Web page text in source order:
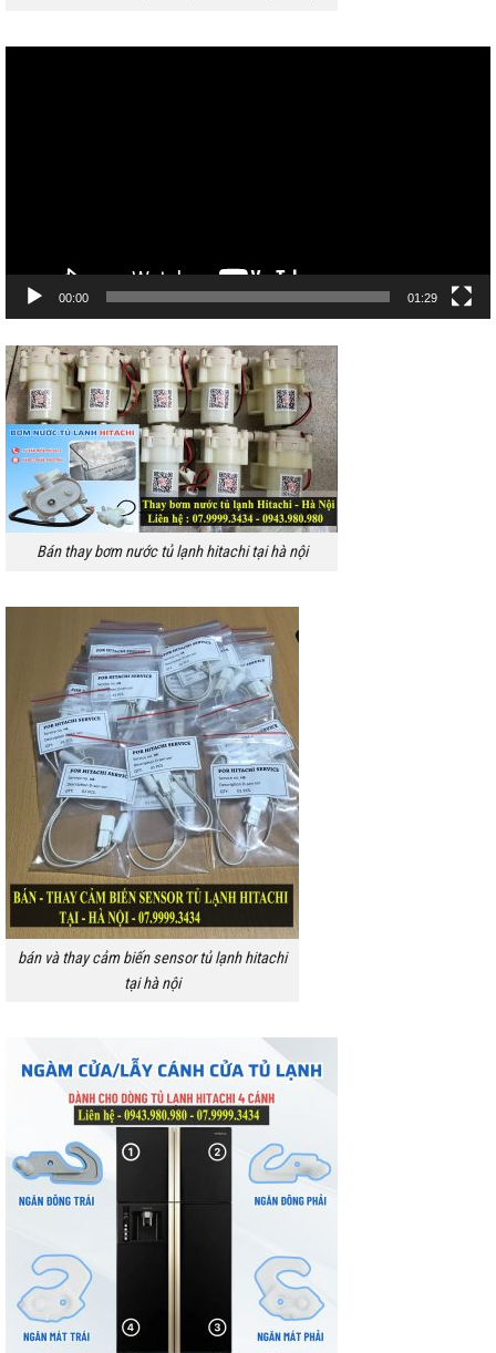
00:00 01:29
Bán thay bơm nước tủ lạnh hitachi tại hà nội
bán và thay cảm biến sensor tủ lạnh hitachi
tại hà nội